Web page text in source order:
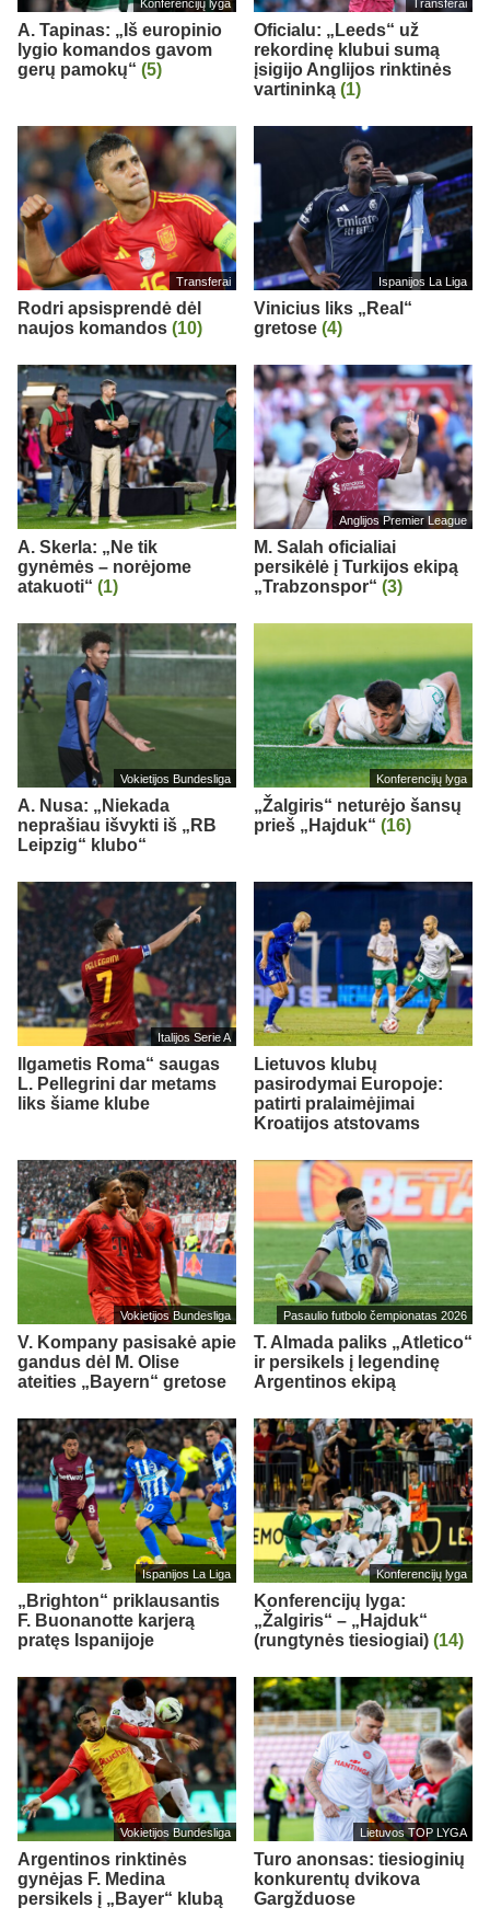
Konferencijų lyga
A. Tapinas: „Iš europinio
lygio komandos gavom
gerų pamokų“ (5)
Transferai
Oficialu: „Leeds“ už
rekordinę klubui sumą
įsigijo Anglijos rinktinės
vartininką (1)
Transferai
Rodri apsisprendė dėl
naujos komandos (10)
Ispanijos La Liga
Vinicius liks „Real“
gretose (4)
A. Skerla: „Ne tik
gynėmės – norėjome
atakuoti“ (1)
Anglijos Premier League
M. Salah oficialiai
persikėlė į Turkijos ekipą
„Trabzonspor“ (3)
Vokietijos Bundesliga
A. Nusa: „Niekada
neprašiau išvykti iš „RB
Leipzig“ klubo“
Konferencijų lyga
„Žalgiris“ neturėjo šansų
prieš „Hajduk“ (16)
Italijos Serie A
Ilgametis Roma“ saugas
L. Pellegrini dar metams
liks šiame klube
Lietuvos klubų
pasirodymai Europoje:
patirti pralaimėjimai
Kroatijos atstovams
Vokietijos Bundesliga
V. Kompany pasisakė apie
gandus dėl M. Olise
ateities „Bayern“ gretose
Pasaulio futbolo čempionatas 2026
T. Almada paliks „Atletico“
ir persikels į legendinę
Argentinos ekipą
Ispanijos La Liga
„Brighton“ priklausantis
F. Buonanotte karjerą
pratęs Ispanijoje
Konferencijų lyga
Konferencijų lyga:
„Žalgiris“ – „Hajduk“
(rungtynės tiesiogiai) (14)
Vokietijos Bundesliga
Argentinos rinktinės
gynėjas F. Medina
persikels į „Bayer“ klubą
Lietuvos TOP LYGA
Turo anonsas: tiesioginių
konkurentų dvikova
Gargžduose